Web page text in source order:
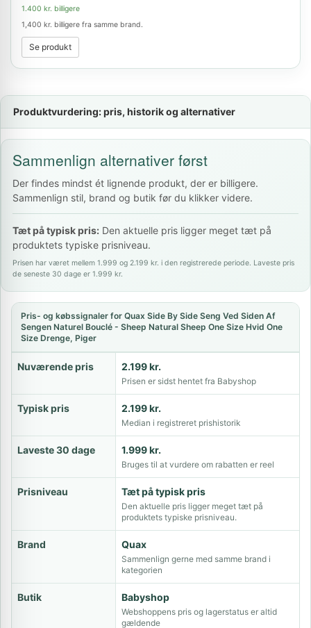
1.400 kr. billigere
1,400 kr. billigere fra samme brand.
Se produkt
Produktvurdering: pris, historik og alternativer
Sammenlign alternativer først
Der findes mindst ét lignende produkt, der er billigere.
Sammenlign stil, brand og butik før du klikker videre.
Tæt på typisk pris: Den aktuelle pris ligger meget tæt på
produktets typiske prisniveau.
Prisen har været mellem 1.999 og 2.199 kr. i den registrerede periode. Laveste pris
de seneste 30 dage er 1.999 kr.
Pris- og købssignaler for Quax Side By Side Seng Ved Siden Af
Sengen Naturel Bouclé - Sheep Natural Sheep One Size Hvid One
Size Drenge, Piger
Nuværende pris 2.199 kr.
Prisen er sidst hentet fra Babyshop
Typisk pris 2.199 kr.
Median i registreret prishistorik
Laveste 30 dage 1.999 kr.
Bruges til at vurdere om rabatten er reel
Prisniveau Tæt på typisk pris
Den aktuelle pris ligger meget tæt på
produktets typiske prisniveau.
Brand Quax
Sammenlign gerne med samme brand i
kategorien
Butik Babyshop
Webshoppens pris og lagerstatus er altid
gældende